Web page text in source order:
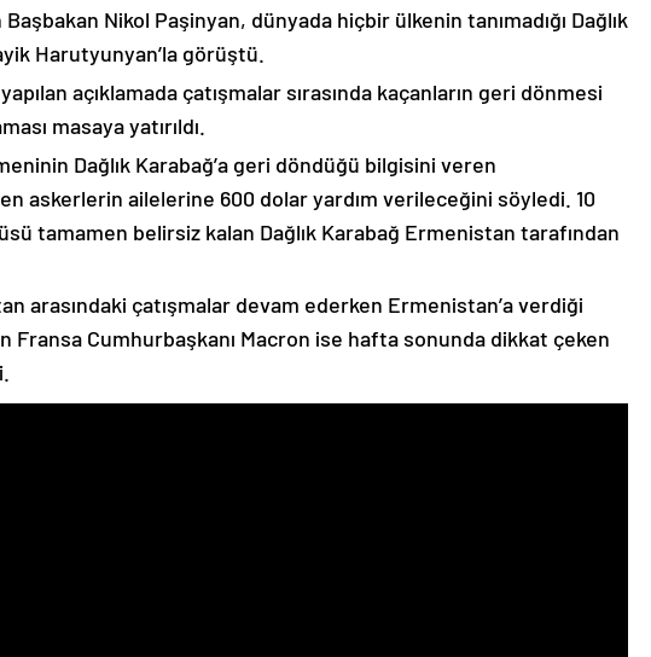
Nikol Paşinyan, dünyada hiçbir ülkenin tanımadığı Dağlık
Harutyunyan’la görüştü.
açıklamada çatışmalar sırasında kaçanların geri dönmesi
masaya yatırıldı.
Dağlık Karabağ’a geri döndüğü bilgisini veren
askerlerin ailelerine 600 dolar yardım verileceğini söyledi. 10
tamamen belirsiz kalan Dağlık Karabağ Ermenistan tarafından
arasındaki çatışmalar devam ederken Ermenistan’a verdiği
Fransa Cumhurbaşkanı Macron ise hafta sonunda dikkat çeken